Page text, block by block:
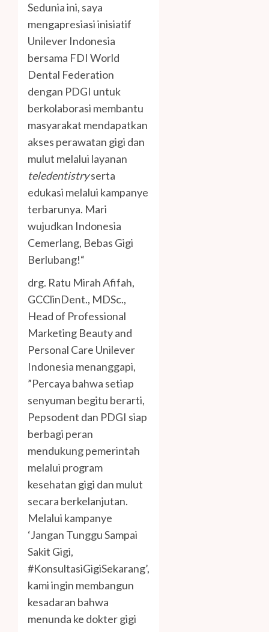
Sedunia ini, saya
mengapresiasi inisiatif
Unilever Indonesia
bersama FDI World
Dental Federation
dengan PDGI untuk
berkolaborasi membantu
masyarakat mendapatkan
akses perawatan gigi dan
mulut melalui layanan
teledentistryserta
edukasi melalui kampanye
terbarunya. Mari
wujudkan Indonesia
Cemerlang, Bebas Gigi
Berlubang!“
drg. Ratu Mirah Afifah,
GCClinDent., MDSc.,
Head of Professional
Marketing Beauty and
Personal Care Unilever
Indonesia menanggapi,
”Percaya bahwa setiap
senyuman begitu berarti,
Pepsodent dan PDGI siap
berbagi peran
mendukung pemerintah
melalui program
kesehatan gigi dan mulut
secara berkelanjutan.
Melalui kampanye
‘Jangan Tunggu Sampai
Sakit Gigi,
#KonsultasiGigiSekarang’,
kami ingin membangun
kesadaran bahwa
menunda ke dokter gigi